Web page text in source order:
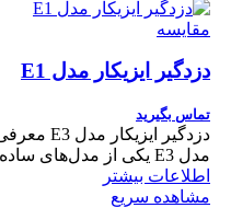
مقایسه
دزدگیر ایزیکار مدل E1
تماس بگیرید
مدل E3 یکی از مدل‌های ساده و کاربردی برند Easycar
اطلاعات بیشتر
مشاهده سریع